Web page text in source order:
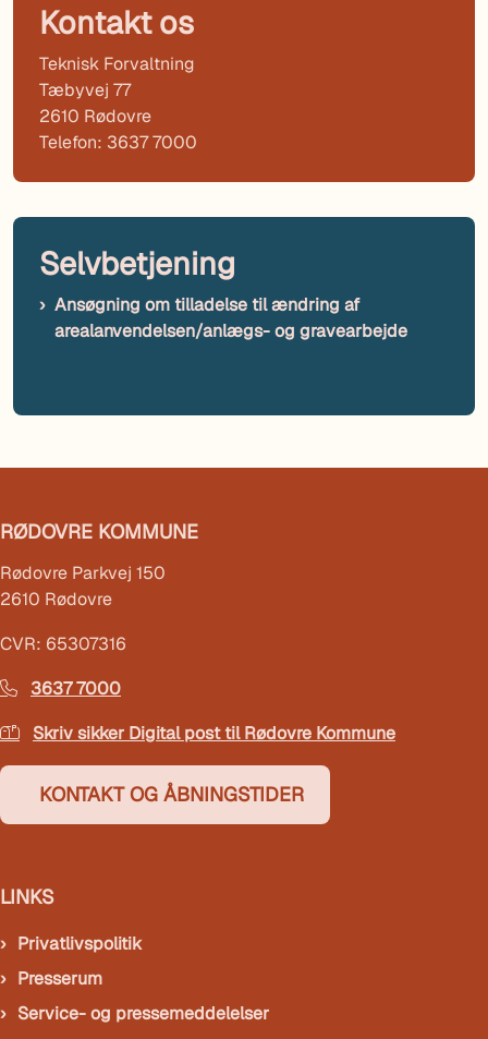
Kontakt os
Teknisk Forvaltning
Tæbyvej 77
2610 Rødovre
Telefon: 3637 7000
Selvbetjening
Ansøgning om tilladelse til ændring af
arealanvendelsen/anlægs- og gravearbejde
RØDOVRE KOMMUNE
Rødovre Parkvej 150
2610 Rødovre
CVR: 65307316
3637 7000
Skriv sikker Digital post til Rødovre Kommune
KONTAKT OG ÅBNINGSTIDER
LINKS
Privatlivspolitik
Presserum
Service- og pressemeddelelser